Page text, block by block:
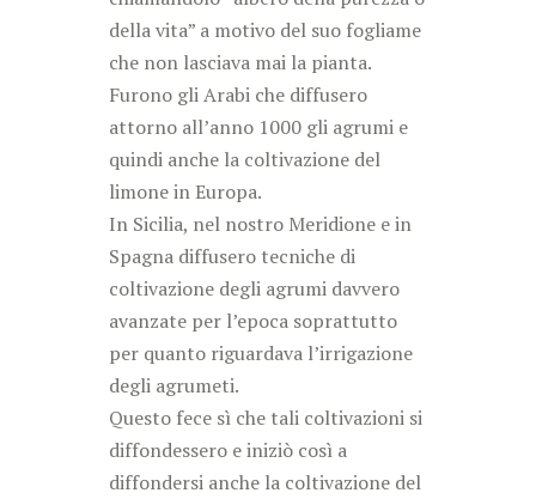
della vita” a motivo del suo fogliame
che non lasciava mai la pianta.
Furono gli Arabi che diffusero
attorno all’anno 1000 gli agrumi e
quindi anche la coltivazione del
limone in Europa.
In Sicilia, nel nostro Meridione e in
Spagna diffusero tecniche di
coltivazione degli agrumi davvero
avanzate per l’epoca soprattutto
per quanto riguardava l’irrigazione
degli agrumeti.
Questo fece sì che tali coltivazioni si
diffondessero e iniziò così a
diffondersi anche la coltivazione del